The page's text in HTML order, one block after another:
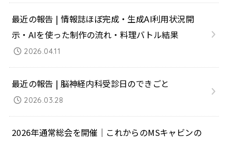
最近の報告 | 情報誌ほぼ完成・生成AI利用状況開
示・AIを使った制作の流れ・料理バトル結果
2026.04.11
最近の報告 | 脳神経内科受診日のできごと
2026.03.28
2026年通常総会を開催｜これからのMSキャビンの